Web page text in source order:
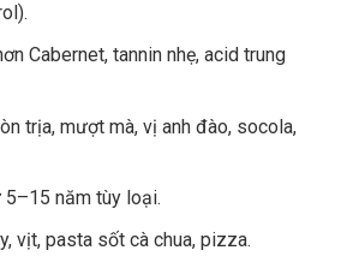
Cabernet, tannin nhẹ, acid trung
trịa, mượt mà, vị anh đào, socola,
5–15 năm tùy loại.
vịt, pasta sốt cà chua, pizza.